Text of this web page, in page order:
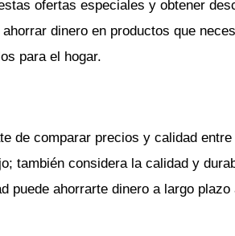
ofertas especiales y obtener
dinero en productos que
para el hogar.
de comparar precios y calidad
también considera la calidad y
puede ahorrarte dinero a largo